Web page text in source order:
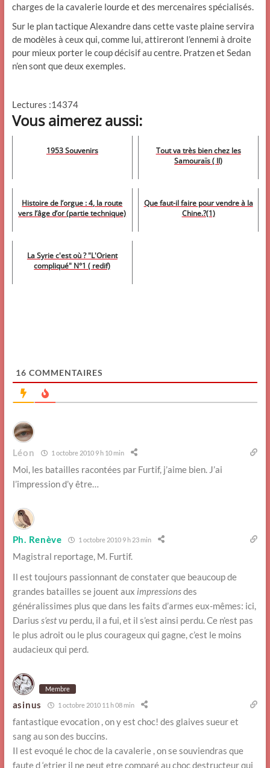
charges de la cavalerie lourde et des mercenaires spécialisés.
Sur le plan tactique Alexandre dans cette vaste plaine servira
de modèles à ceux qui, comme lui, attireront l’ennemi à droite
pour mieux porter le coup décisif au centre. Pratzen et Sedan
n’en sont que deux exemples.
Lectures :14374
Vous aimerez aussi:
1953 Souvenirs
Tout va très bien chez les
Samouraïs ( II)
Histoire de l’orgue : 4, la route
vers l’âge d’or (partie technique)
Que faut-il faire pour vendre à la
Chine.?(1)
La Syrie c'est où ? "L'Orient
compliqué" N°1 ( redif)
16 COMMENTAIRES
Léon 1 octobre 2010 9 h 10 min
Moi, les batailles racontées par Furtif, j’aime bien. J’ai
l’impression d’y être…
Ph. Renève 1 octobre 2010 9 h 23 min
Magistral reportage, M. Furtif.
Il est toujours passionnant de constater que beaucoup de
grandes batailles se jouent aux impressionsdes
généralissimes plus que dans les faits d’armes eux-mêmes: ici,
Darius s’est vu perdu, il a fui, et il s’est ainsi perdu. Ce n’est pas
le plus adroit ou le plus courageux qui gagne, c’est le moins
audacieux qui perd.
Membre
asinus 1 octobre 2010 11 h 08 min
fantastique evocation , on y est choc! des glaives sueur et
sang au son des buccins.
Il est evoqué le choc de la cavalerie , on se souviendras que
faute d ‘etrier il ne peut etre comparé au choc destructeur qui